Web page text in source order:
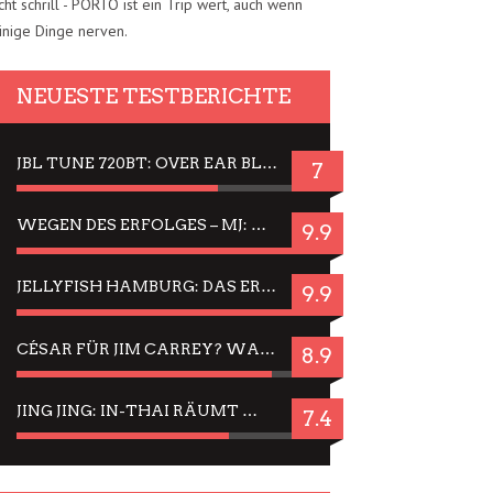
schrill - PORTO ist ein Trip wert, auch wenn
Dinge nerven.
NEUESTE TESTBERICHTE
JBL TUNE 720BT: OVER EAR BLUETOOTH KOPFHÖRER UM DIE 50,-€ IM DAUER-TEST 7
WEGEN DES ERFOLGES – MJ: MICHAEL JACKSON MUSICAL IN EINER MATINEE SEHEN 9.9
JELLYFISH HAMBURG: DAS ERFOLGREICHE SOMMER-MENÜ 2025 IN GEFÜHLEN UND BILDERN 9.9
CÉSAR FÜR JIM CARREY? WARUM DAS EINER DER NERVIGSTEN ACTORS IST UND BLEIBT 8.9
JING JING: IN-THAI RÄUMT WIEDER TITEL AB – EIN ZWEI-STUNDEN-ERLEBNISBERICHT 7.4